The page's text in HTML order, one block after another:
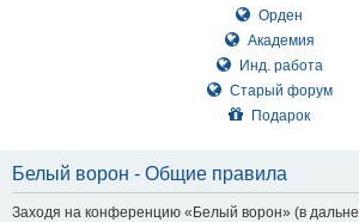
Орден
Академия
Инд. работа
Старый форум
Подарок
Белый ворон - Общие правила
Заходя на конференцию «Белый ворон» (в